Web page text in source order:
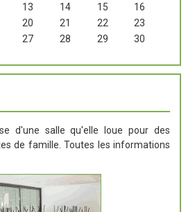
13 14 15
16
20 21 22
23
27 28 29
30
d'une salle qu'elle loue pour des
de famille. Toutes les informations